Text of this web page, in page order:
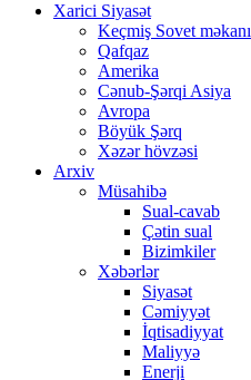
Xarici Siyasət
Keçmiş Sovet məkanı
Qafqaz
Amerika
Cənub-Şərqi Asiya
Avropa
Böyük Şərq
Xəzər hövzəsi
Arxiv
Müsahibə
Sual-cavab
Çətin sual
Bizimkiler
Xəbərlər
Siyasət
Cəmiyyət
İqtisadiyyat
Maliyyə
Enerji